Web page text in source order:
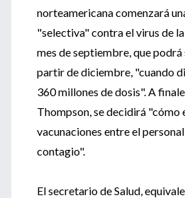
norteamericana comenzará
"selectiva" contra el virus de
mes de septiembre, que
partir de diciembre, "cuando
360 millones de dosis". A
Thompson, se decidirá "cómo
vacunaciones entre el
contagio".
El secretario de Salud,